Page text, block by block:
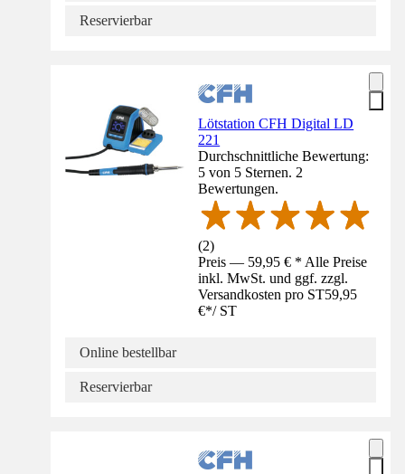
Reservierbar
Lötstation CFH Digital LD
221
Durchschnittliche Bewertung:
5 von 5 Sternen. 2
Bewertungen.
(2)
Preis — 59,95 € * Alle Preise
inkl. MwSt. und ggf. zzgl.
Versandkosten pro ST59,95
€*/ ST
Online bestellbar
Reservierbar